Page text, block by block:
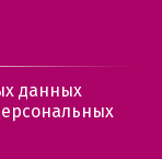
данных